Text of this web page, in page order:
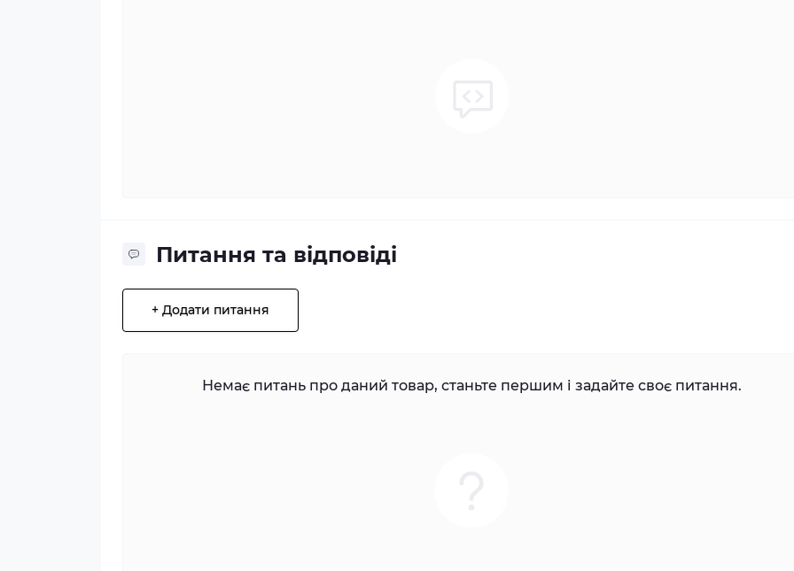
Питання та відповіді
+ Додати питання
Немає питань про даний товар, станьте першим і задайте своє питання.